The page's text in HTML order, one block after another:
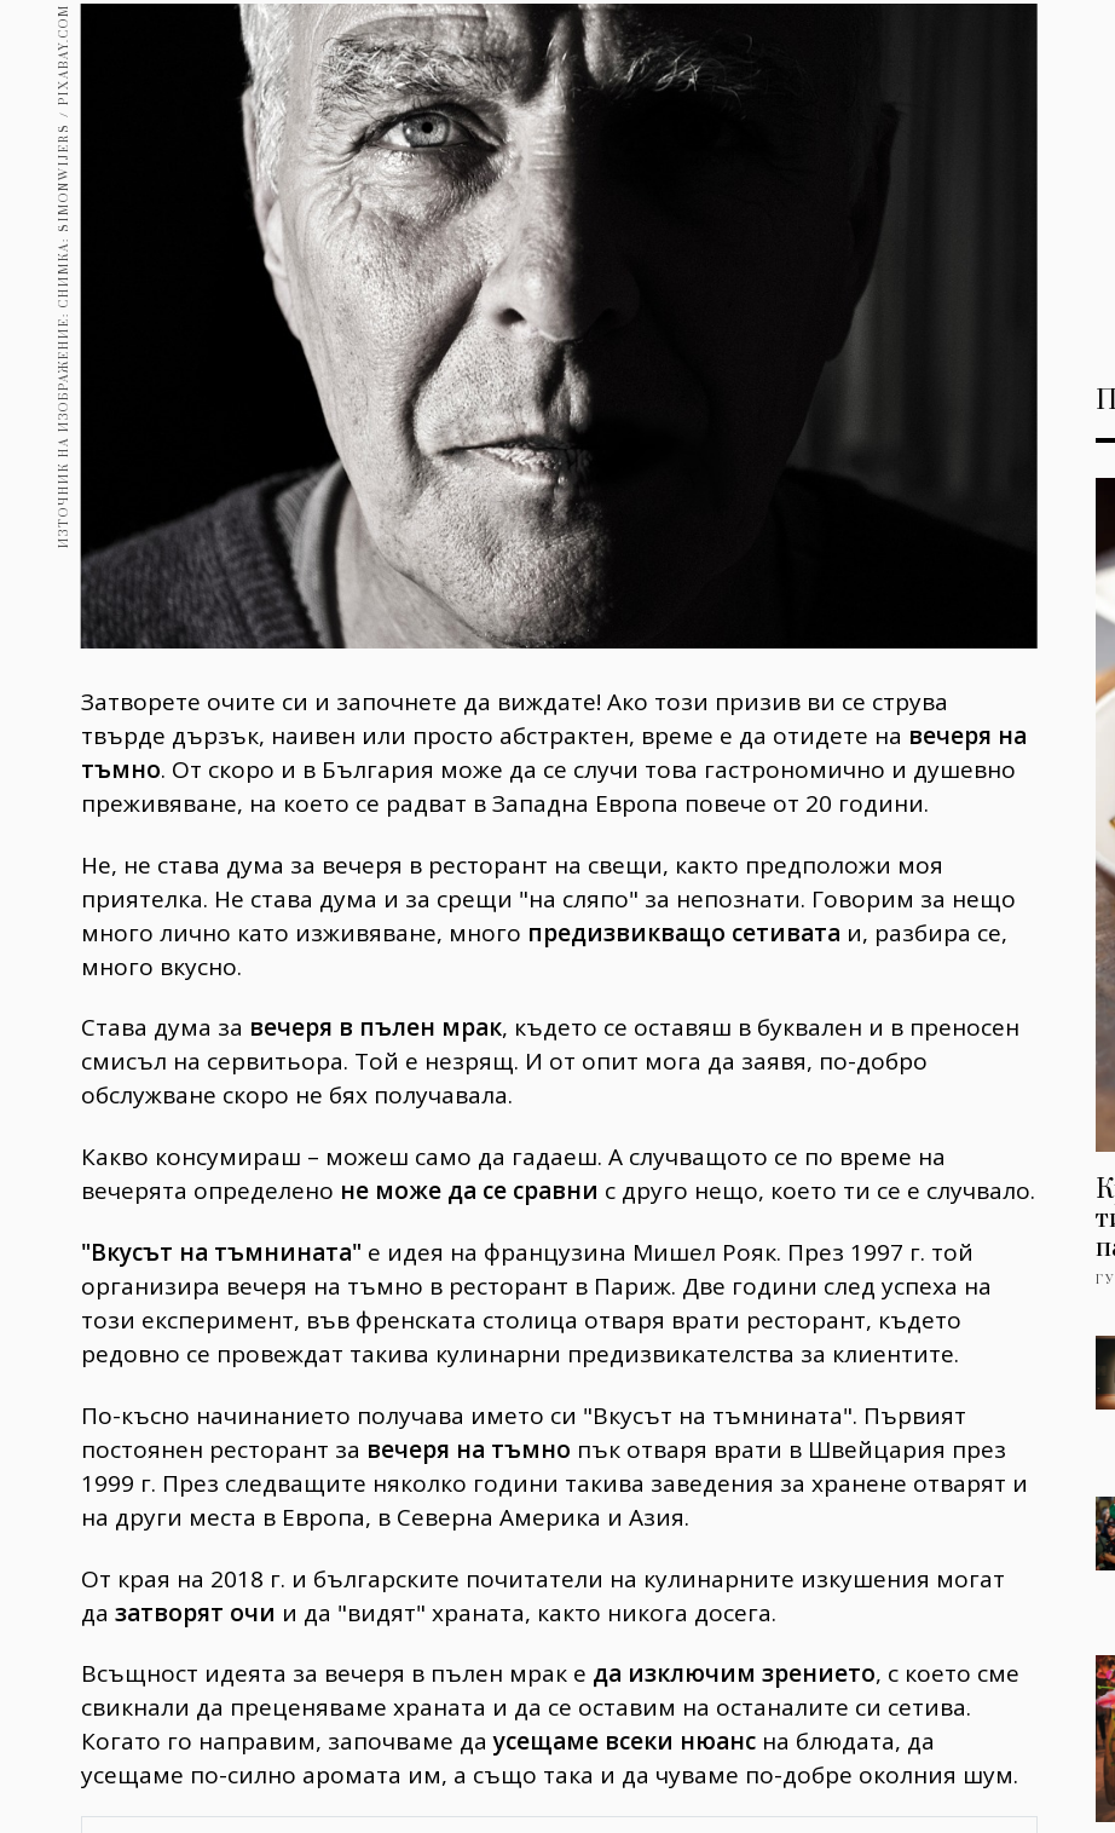
Пътувай
237
Здраве
Gentlemen
Wellness
ПОСЛЕДВАЙТЕ
НИ
ИЗТОЧНИК НА ИЗОБРАЖЕНИЕ: СНИМКА: SIMONWIJERS / PIXABAY.COM
Затворете очите си и започнете да виждате! Ако този призив ви се струва
твърде дързък, наивен или просто абстрактен, време е да отидете на вечеря на
тъмно. От скоро и в България може да се случи това гастрономично и душевно
преживяване, на което се радват в Западна Европа повече от 20 години.
Не, не става дума за вечеря в ресторант на свещи, както предположи моя
приятелка. Не става дума и за срещи "на сляпо" за непознати. Говорим за нещо
много лично като изживяване, много предизвикващо сетивата и, разбира се,
много вкусно.
Става дума за вечеря в пълен мрак, където се оставяш в буквален и в преносен
смисъл на сервитьора. Той е незрящ. И от опит мога да заявя, по-добро
обслужване скоро не бях получавала.
Какво консумираш – можеш само да гадаеш. А случващото се по време на
вечерята определено не може да се сравни с друго нещо, което ти се е случвало.
"Вкусът на тъмнината" е идея на французина Мишел Рояк. През 1997 г. той
организира вечеря на тъмно в ресторант в Париж. Две години след успеха на
този експеримент, във френската столица отваря врати ресторант, където
редовно се провеждат такива кулинарни предизвикателства за клиентите.
По-късно начинанието получава името си "Вкусът на тъмнината". Първият
постоянен ресторант за вечеря на тъмно пък отваря врати в Швейцария през
1999 г. През следващите няколко години такива заведения за хранене отварят и
на други места в Европа, в Северна Америка и Азия.
От края на 2018 г. и българските почитатели на кулинарните изкушения могат
да затворят очи и да "видят" храната, както никога досега.
Всъщност идеята за вечеря в пълен мрак е да изключим зрението, с което сме
свикнали да преценяваме храната и да се оставим на останалите си сетива.
Когато го направим, започваме даусещаме всеки нюанс на блюдата, да
усещаме по-силно аромата им, а също така и да чуваме по-добре околния шум.